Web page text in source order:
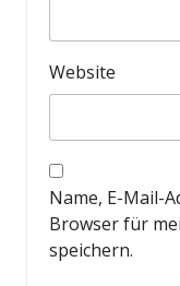
Website
Name, E-Mail-
Browser für
speichern.